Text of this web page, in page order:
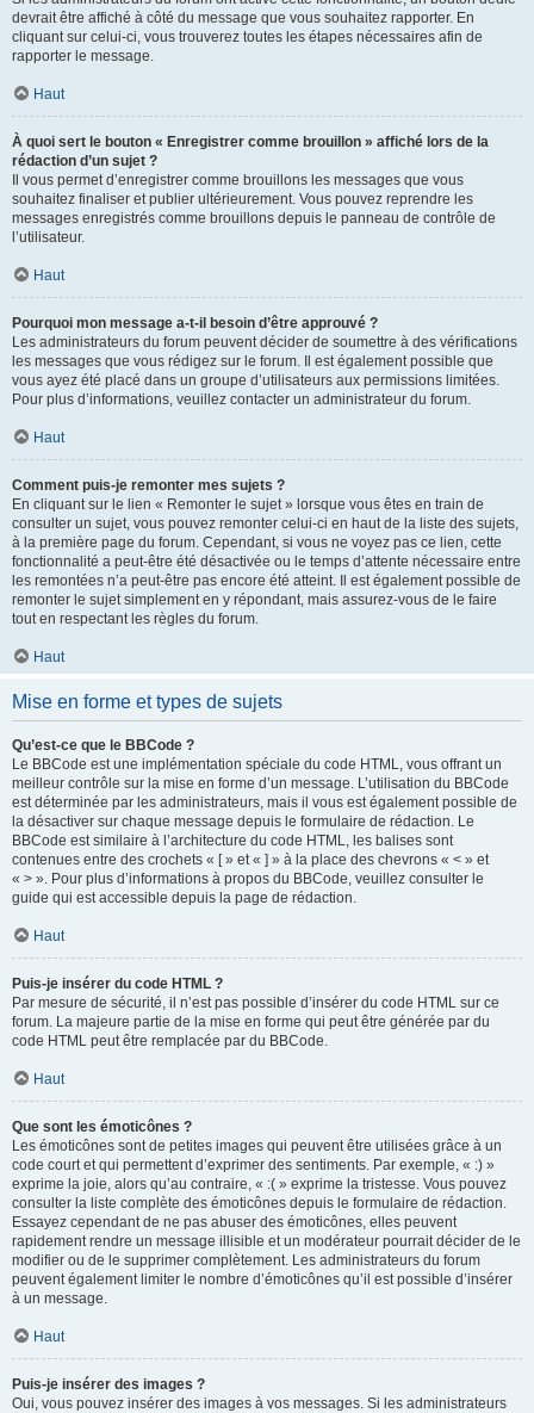
devrait être affiché à côté du message que vous souhaitez rapporter. En
cliquant sur celui-ci, vous trouverez toutes les étapes nécessaires afin de
rapporter le message.
Haut
À quoi sert le bouton « Enregistrer comme brouillon » affiché lors de la
rédaction d’un sujet ?
Il vous permet d’enregistrer comme brouillons les messages que vous
souhaitez finaliser et publier ultérieurement. Vous pouvez reprendre les
messages enregistrés comme brouillons depuis le panneau de contrôle de
l’utilisateur.
Haut
Pourquoi mon message a-t-il besoin d’être approuvé ?
Les administrateurs du forum peuvent décider de soumettre à des vérifications
les messages que vous rédigez sur le forum. Il est également possible que
vous ayez été placé dans un groupe d’utilisateurs aux permissions limitées.
Pour plus d’informations, veuillez contacter un administrateur du forum.
Haut
Comment puis-je remonter mes sujets ?
En cliquant sur le lien « Remonter le sujet » lorsque vous êtes en train de
consulter un sujet, vous pouvez remonter celui-ci en haut de la liste des sujets,
à la première page du forum. Cependant, si vous ne voyez pas ce lien, cette
fonctionnalité a peut-être été désactivée ou le temps d’attente nécessaire entre
les remontées n’a peut-être pas encore été atteint. Il est également possible de
remonter le sujet simplement en y répondant, mais assurez-vous de le faire
tout en respectant les règles du forum.
Haut
Mise en forme et types de sujets
Qu’est-ce que le BBCode ?
Le BBCode est une implémentation spéciale du code HTML, vous offrant un
meilleur contrôle sur la mise en forme d’un message. L’utilisation du BBCode
est déterminée par les administrateurs, mais il vous est également possible de
la désactiver sur chaque message depuis le formulaire de rédaction. Le
BBCode est similaire à l’architecture du code HTML, les balises sont
contenues entre des crochets « [ » et « ] » à la place des chevrons « < » et
« > ». Pour plus d’informations à propos du BBCode, veuillez consulter le
guide qui est accessible depuis la page de rédaction.
Haut
Puis-je insérer du code HTML ?
Par mesure de sécurité, il n’est pas possible d’insérer du code HTML sur ce
forum. La majeure partie de la mise en forme qui peut être générée par du
code HTML peut être remplacée par du BBCode.
Haut
Que sont les émoticônes ?
Les émoticônes sont de petites images qui peuvent être utilisées grâce à un
code court et qui permettent d’exprimer des sentiments. Par exemple, « :) »
exprime la joie, alors qu’au contraire, « :( » exprime la tristesse. Vous pouvez
consulter la liste complète des émoticônes depuis le formulaire de rédaction.
Essayez cependant de ne pas abuser des émoticônes, elles peuvent
rapidement rendre un message illisible et un modérateur pourrait décider de le
modifier ou de le supprimer complètement. Les administrateurs du forum
peuvent également limiter le nombre d’émoticônes qu’il est possible d’insérer
à un message.
Haut
Puis-je insérer des images ?
Oui, vous pouvez insérer des images à vos messages. Si les administrateurs